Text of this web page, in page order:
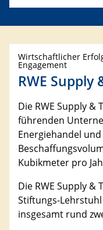
Wirtschaftlicher
Engagement
RWE Supply
Die RWE Supply &
führenden
Energiehandel
Kubikmeter pro
Die RWE Supply
Stiftungs-
insgesamt rund